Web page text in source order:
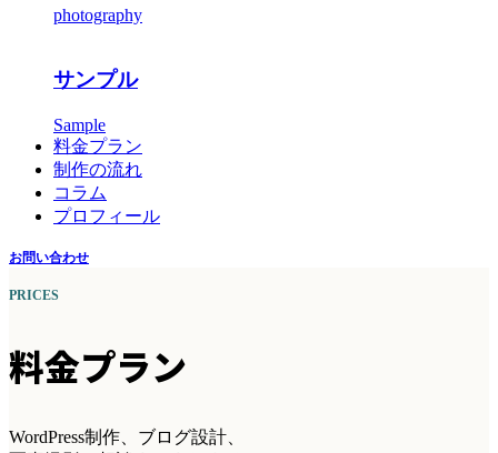
photography
サンプル
Sample
料金プラン
制作の流れ
コラム
プロフィール
お問い合わせ
PRICES
料金プラン
WordPress制作、ブログ設計、